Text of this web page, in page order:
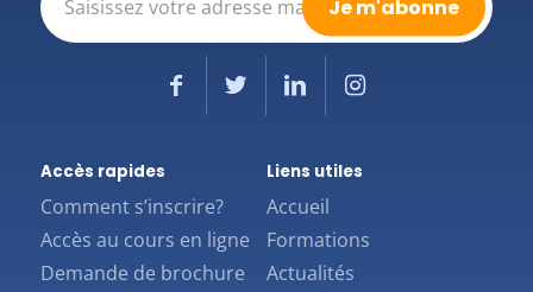
mail
(Nécessaire)
Accès rapides
Comment s’inscrire?
Accès au cours en ligne
Demande de brochure
Liens utiles
Accueil
Formations
Actualités